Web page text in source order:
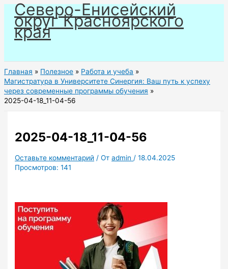
Перейти
содержимому
Северо-Енисейский
округ Красноярского
края
Главная Полезное
Работа и учеба
Магистратура в Университете Синергия: Ваш путь к успеху
через современные программы обучения
2025-04-18_11-04-56
2025-04-18_11-04-56
Оставьте комментарий / Отadmin /18.04.2025
Просмотров: 141